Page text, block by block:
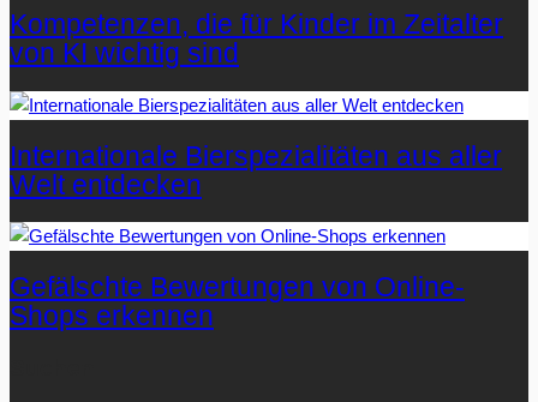
Kompetenzen, die für Kinder im Zeitalter
von KI wichtig sind
Internationale Bierspezialitäten aus aller
Welt entdecken
Gefälschte Bewertungen von Online-
Shops erkennen